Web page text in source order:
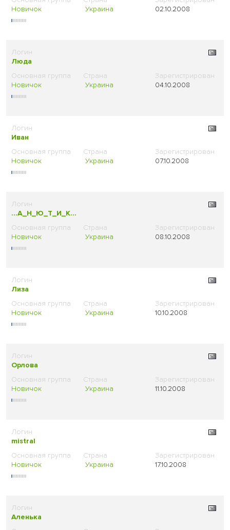
Новичок Украина 02.10.2008
Люда
Новичок Украина 04.10.2008
Иван
Новичок Украина 07.10.2008
...А_Н_Ю_Т_И_К...
Новичок Украина 08.10.2008
Лиза
Новичок Украина 10.10.2008
Орлова
Новичок Украина 11.10.2008
mistral
Новичок Украина 17.10.2008
Аленька